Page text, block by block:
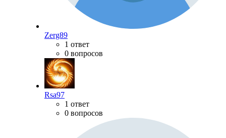
Zerg89
1 ответ
0 вопросов
Rsa97
1 ответ
0 вопросов